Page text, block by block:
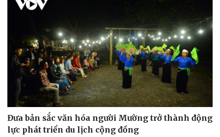
Đưa bản sắc văn hóa người Mường trở thành động
lực phát triển du lịch cộng đồng